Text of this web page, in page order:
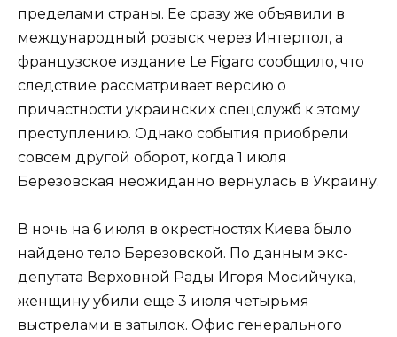
пределами страны. Ее сразу же объявили в
международный розыск через Интерпол, а
французское издание Le Figaro сообщило, что
следствие рассматривает версию о
причастности украинских спецслужб к этому
преступлению. Однако события приобрели
совсем другой оборот, когда 1 июля
Березовская неожиданно вернулась в Украину.
В ночь на 6 июля в окрестностях Киева было
найдено тело Березовской. По данным экс-
депутата Верховной Рады Игоря Мосийчука,
женщину убили еще 3 июля четырьмя
выстрелами в затылок. Офис генерального